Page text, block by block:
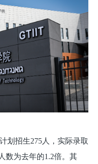
划招生275人，实际录取
数为去年的1.2倍。其